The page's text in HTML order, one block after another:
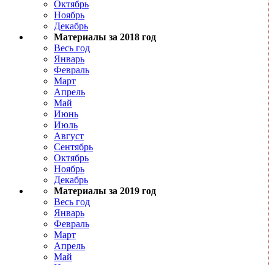
Октябрь
Ноябрь
Декабрь
Материалы за 2018 год
Весь год
Январь
Февраль
Март
Апрель
Май
Июнь
Июль
Август
Сентябрь
Октябрь
Ноябрь
Декабрь
Материалы за 2019 год
Весь год
Январь
Февраль
Март
Апрель
Май